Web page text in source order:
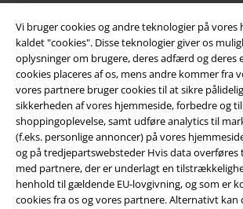
Vi bruger cookies og andre teknologier på vores
kaldet "cookies". Disse teknologier giver os
oplysninger om brugere, deres adfærd og deres
cookies placeres af os, mens andre kommer fra
vores partnere bruger cookies til at sikre
sikkerheden af ​​vores hjemmeside, forbedre og
shoppingoplevelse, samt udføre analytics til
(f.eks. personlige annoncer) på vores
og på tredjepartswebsteder Hvis data overføres
med partnere, der er underlagt en
henhold til gældende EU-lovgivning, og som er
cookies fra os og vores partnere. Alternativt
EMP app
Download den nye EMP app gratis og få glæde
og fordelene!
A Warner Music Group